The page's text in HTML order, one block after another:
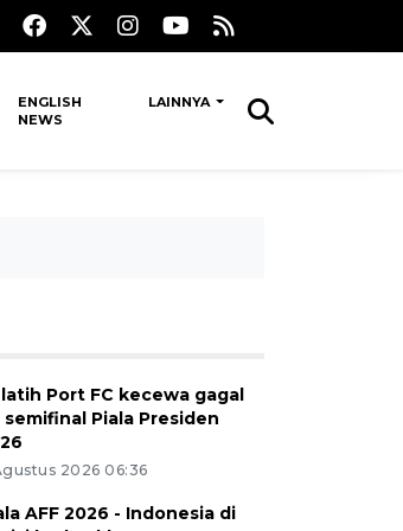
ENGLISH
NEWS
LAINNYA
Port FC kecewa gagal
semifinal Piala Presiden
2026 06:36
AFF 2026 - Indonesia di